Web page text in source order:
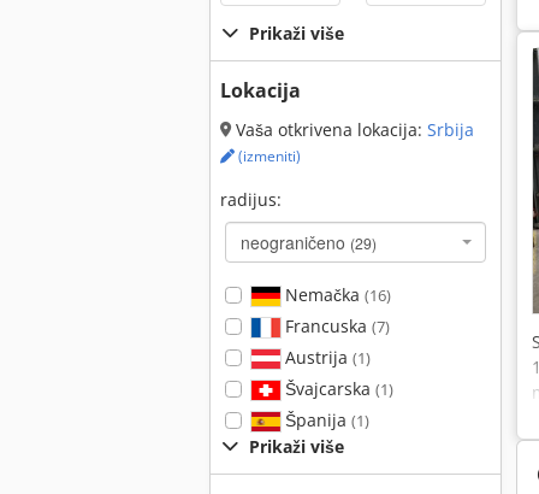
Prikaži više
Lokacija
Vaša otkrivena lokacija: Srbija
(izmeniti)
radijus:
neograničeno (29)
Nemačka (16)
Francuska (7)
Austrija (1)
Švajcarska (1)
Španija (1)
Prikaži više